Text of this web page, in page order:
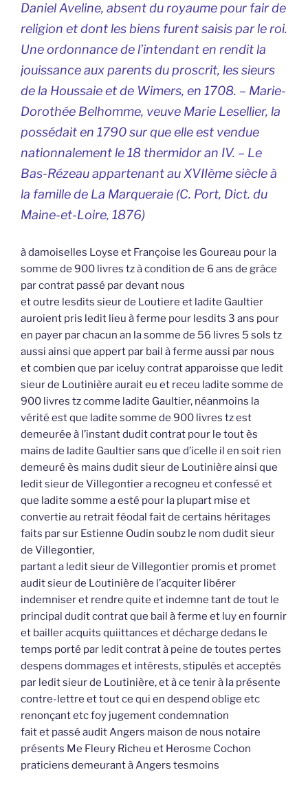
Daniel Aveline, absent du royaume pour fair de
religion et dont les biens furent saisis par le roi.
Une ordonnance de l’intendant en rendit la
jouissance aux parents du proscrit, les sieurs
de la Houssaie et de Wimers, en 1708. – Marie-
Dorothée Belhomme, veuve Marie Lesellier, la
possédait en 1790 sur que elle est vendue
nationnalement le 18 thermidor an IV. – Le
Bas-Rézeau appartenant au XVIIème siècle à
la famille de La Marqueraie (C. Port, Dict. du
Maine-et-Loire, 1876)
à damoiselles Loyse et Françoise les Goureau pour la
somme de 900 livres tz à condition de 6 ans de grâce
par contrat passé par devant nous
et outre lesdits sieur de Loutiere et ladite Gaultier
auroient pris ledit lieu à ferme pour lesdits 3 ans pour
en payer par chacun an la somme de 56 livres 5 sols tz
aussi ainsi que appert par bail à ferme aussi par nous
et combien que par iceluy contrat apparoisse que ledit
sieur de Loutinière aurait eu et receu ladite somme de
900 livres tz comme ladite Gaultier, néanmoins la
vérité est que ladite somme de 900 livres tz est
demeurée à l’instant dudit contrat pour le tout ès
mains de ladite Gaultier sans que d’icelle il en soit rien
demeuré ès mains dudit sieur de Loutinière ainsi que
ledit sieur de Villegontier a recogneu et confessé et
que ladite somme a esté pour la plupart mise et
convertie au retrait féodal fait de certains héritages
faits par sur Estienne Oudin soubz le nom dudit sieur
de Villegontier,
partant a ledit sieur de Villegontier promis et promet
audit sieur de Loutinière de l’acquiter libérer
indemniser et rendre quite et indemne tant de tout le
principal dudit contrat que bail à ferme et luy en fournir
et bailler acquits quiittances et décharge dedans le
temps porté par ledit contrat à peine de toutes pertes
despens dommages et intérests, stipulés et acceptés
par ledit sieur de Loutinière, et à ce tenir à la présente
contre-lettre et tout ce qui en despend oblige etc
renonçant etc foy jugement condemnation
fait et passé audit Angers maison de nous notaire
présents Me Fleury Richeu et Herosme Cochon
praticiens demeurant à Angers tesmoins